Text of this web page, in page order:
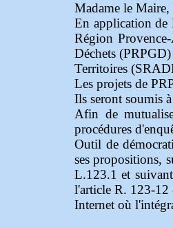
Madame le
En application de
Région
Déchets
Territoires
Les projets de
Ils seront soumis
Afin de
procédures
Outil de
ses propositions,
L.123.1 et
l'article R. 123-12
Internet où